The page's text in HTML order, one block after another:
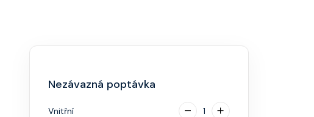
Nezávazná poptávka
Vnitřní 1